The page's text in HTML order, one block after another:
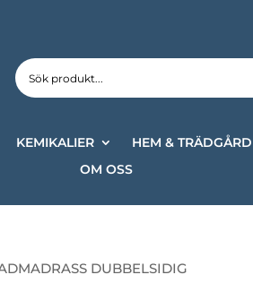
KEMIKALIER HEM & TRÄDGÅRD
OM OSS
DUBBELSIDIG